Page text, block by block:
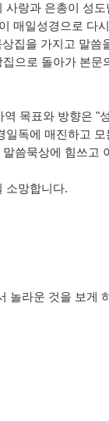
사랑과 은총이 성
매일성경으로 다
집을 가지고 말
으로 돌아가 본
목표와 방향은 "
일독에 매진하고
씀묵상에 힘쓰고
소망합니다.
놀라운 것을 보게